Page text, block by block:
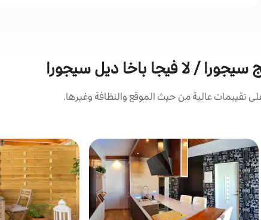
سيجورا / لا فيجا باخا ديل سيجورا
عالية من حيث الموقع والنظافة وغيرها.